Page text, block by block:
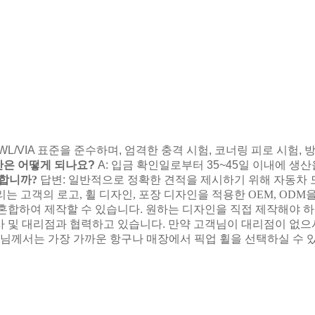
VIA 표준을 준수하며, 엄격한 충격 시험, 코너링 피로 시험,
은 어떻게 되나요? A: 입금 확인일로부터 35~45일 이내에 생
니까? 답변: 일반적으로 정확한 견적을 제시하기 위해 자동
는 고객의 로고, 휠 디자인, 포장 디자인을 적용한 OEM, ODM
하여 제작할 수 있습니다. 원하는 디자인을 직접 제작해야
및 대리점과 협력하고 있습니다. 만약 고객님이 대리점이 없
께서는 가장 가까운 항구나 매장에서 픽업 휠을 선택하실 수